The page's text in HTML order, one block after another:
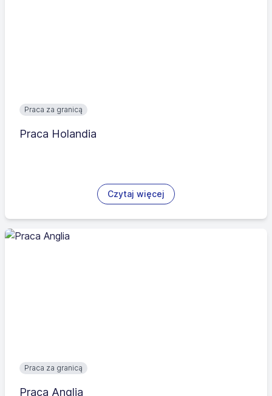
Praca za granicą
Praca Holandia
Czytaj więcej
Praca za granicą
Praca Anglia